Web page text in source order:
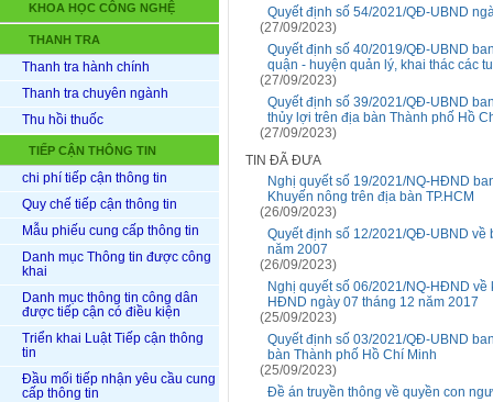
KHOA HỌC CÔNG NGHỆ
THANH TRA
Thanh tra hành chính
Thanh tra chuyên ngành
Thu hồi thuốc
TIẾP CẬN THÔNG TIN
chi phí tiếp cận thông tin
Quy chế tiếp cận thông tin
Mẫu phiếu cung cấp thông tin
Danh mục Thông tin được công
khai
Danh mục thông tin công dân
được tiếp cận có điều kiện
Triển khai Luật Tiếp cận thông
tin
Đầu mối tiếp nhận yêu cầu cung
cấp thông tin
Quyết định số 54/2021/QĐ-UBND
(27/09/2023)
Quyết định số 40/2019/QĐ-UBND
quận - huyện quản lý, khai thác các
(27/09/2023)
Quyết định số 39/2021/QĐ-UBND
thủy lợi trên địa bàn Thành phố Hồ
(27/09/2023)
TIN ĐÃ ĐƯA
Nghị quyết số 19/2021/NQ-HĐND
Khuyến nông trên địa bàn TP.HCM
(26/09/2023)
Quyết định số 12/2021/QĐ-UBND
năm 2007
(26/09/2023)
Nghị quyết số 06/2021/NQ-HĐND
HĐND ngày 07 tháng 12 năm 2017
(25/09/2023)
Quyết định số 03/2021/QĐ-UBND
bàn Thành phố Hồ Chí Minh
(25/09/2023)
Đề án truyền thông về quyền con